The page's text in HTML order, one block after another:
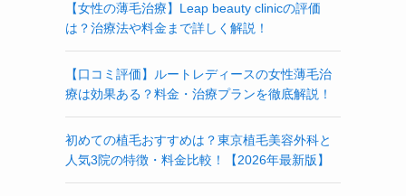
【女性の薄毛治療】Leap beauty clinicの評価
は？治療法や料金まで詳しく解説！
【口コミ評価】ルートレディースの女性薄毛治
療は効果ある？料金・治療プランを徹底解説！
初めての植毛おすすめは？東京植毛美容外科と
人気3院の特徴・料金比較！【2026年最新版】